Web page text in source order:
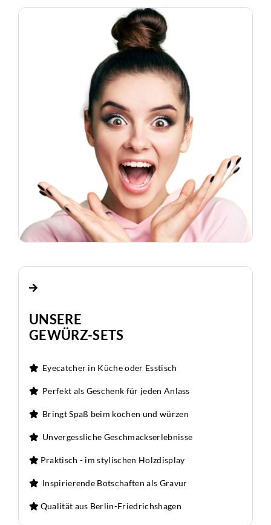
UNSERE
GEWÜRZ-SETS
Eyecatcher in Küche oder Esstisch
Perfekt als Geschenk für jeden Anlass
Bringt Spaß beim kochen und würzen
Unvergessliche Geschmackserlebnisse
Praktisch - im stylischen Holzdisplay
Inspirierende Botschaften als Gravur
Qualität aus Berlin-Friedrichshagen